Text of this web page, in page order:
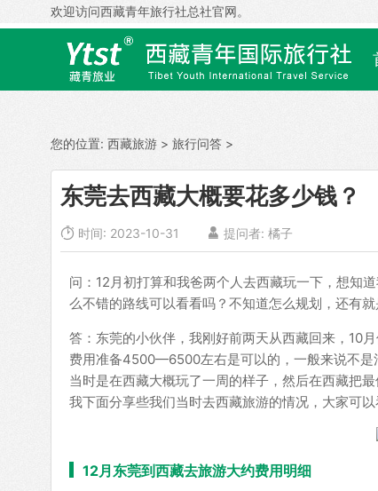
欢迎访问西藏青年旅行社总社官网。
您的位置: 西藏旅游 > 旅行问答 >
东莞去西藏大概要花多少钱？
 时间: 2023-10-31  提问者: 橘子
问：12月初打算和我爸两个人去西藏玩一下，想知
么不错的路线可以看看吗？不知道怎么规划，还有
答：东莞的小伙伴，我刚好前两天从西藏回来，10
费用准备4500—6500左右是可以的，一般来说不是
当时是在西藏大概玩了一周的样子，然后在西藏把
我下面分享些我们当时去西藏旅游的情况，大家可以
12月东莞到西藏去旅游大约费用明细